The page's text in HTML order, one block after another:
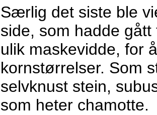
Særlig det siste ble
side, som hadde
ulik maskevidde, for
kornstørrelser. Som
selvknust stein,
som heter chamotte.